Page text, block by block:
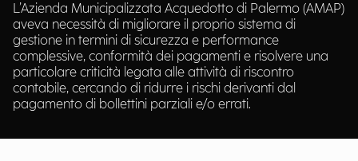
L’Azienda Municipalizzata Acquedotto di Palermo (AMAP)
aveva necessità di migliorare il proprio sistema di
gestione in termini di sicurezza e performance
complessive, conformità dei pagamenti e risolvere una
particolare criticità legata alle attività di riscontro
contabile, cercando di ridurre i rischi derivanti dal
pagamento di bollettini parziali e/o errati.